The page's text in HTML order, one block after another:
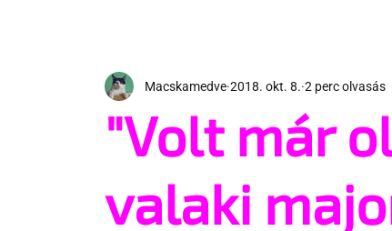
"Volt már
valaki
Macskamedve 2018. okt. 8. 2 perc olvasás